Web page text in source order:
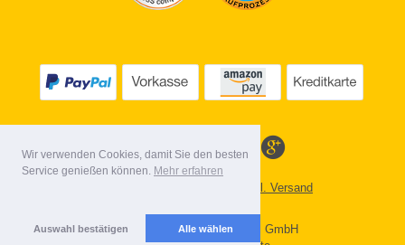
Wir verwenden Cookies, damit Sie den besten
Service genießen können. Mehr erfahren
Auswahl bestätigen Alle wählen
Alle Preise inkl. MwSt. evtl. zzgl. Versand
Copyright 2026 by Gebr. Röhl GmbH